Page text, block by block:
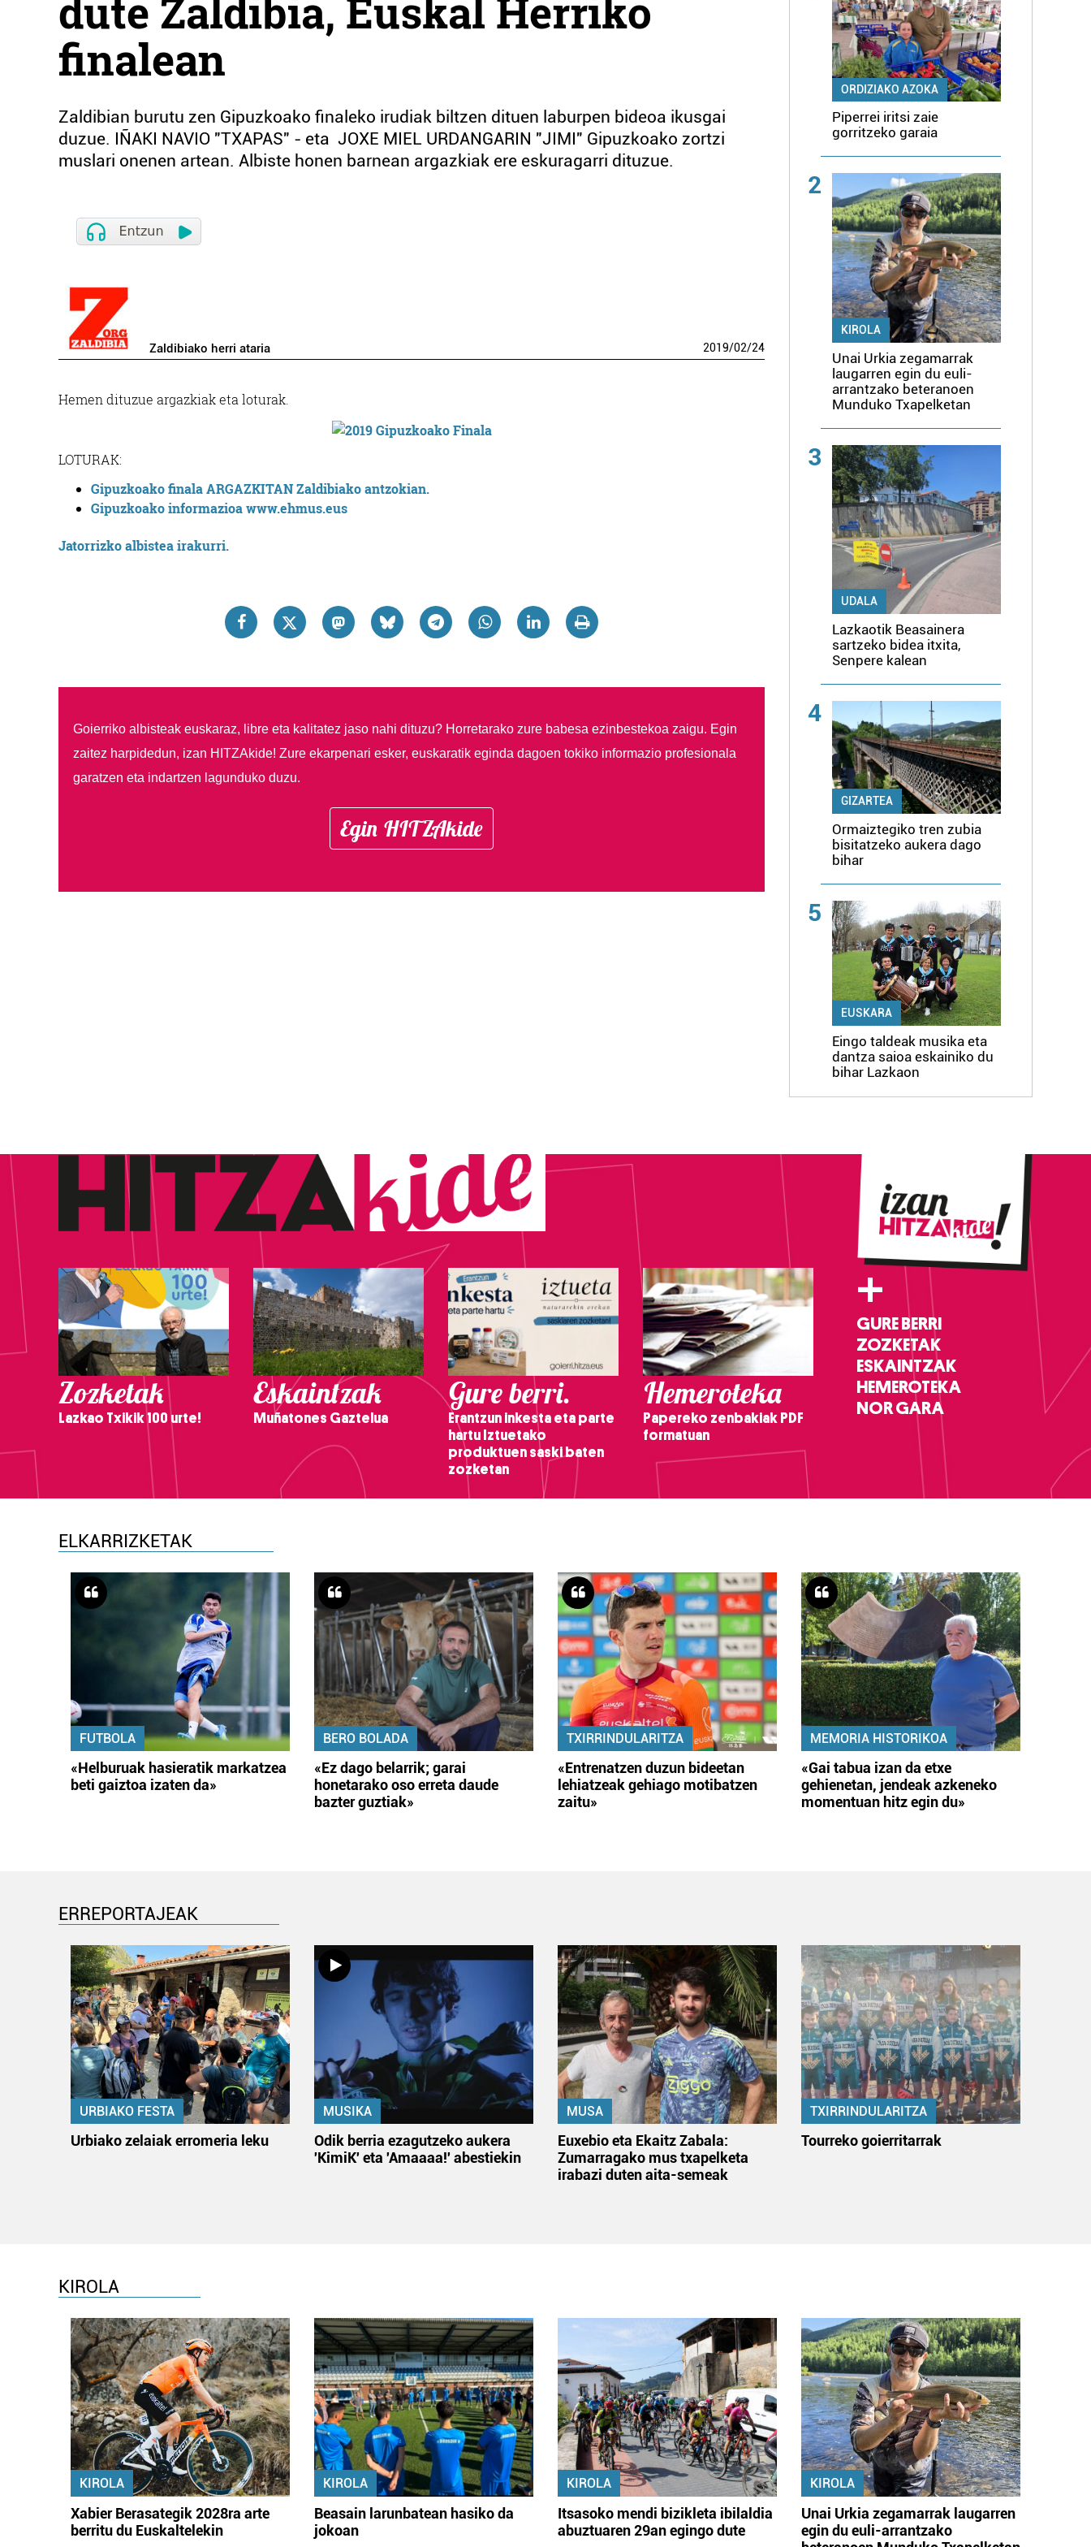
dute Zaldibia, Euskal Herriko
finalean
Zaldibian burutu zen Gipuzkoako finaleko irudiak biltzen dituen laburpen bideoa ikusgai
duzue. IÑAKI NAVIO "TXAPAS" - eta JOXE MIEL URDANGARIN "JIMI" Gipuzkoako zortzi
muslari onenen artean. Albiste honen barnean argazkiak ere eskuragarri dituzue.
Zaldibiako herri ataria 2019/02/24
Hemen dituzue argazkiak eta loturak.
LOTURAK:
Gipuzkoako finala ARGAZKITAN Zaldibiako antzokian.
Gipuzkoako informazioa www.ehmus.eus
Jatorrizko albistea irakurri.
Goierriko albisteak euskaraz, libre eta kalitatez jaso nahi dituzu? Horretarako zure babesa ezinbestekoa zaigu. Egin
zaitez harpidedun, izan HITZAkide! Zure ekarpenari esker, euskaratik eginda dagoen tokiko informazio profesionala
garatzen eta indartzen lagunduko duzu.
Egin HITZAkide
ORDIZIAKO AZOKA
Piperrei iritsi zaie
gorritzeko garaia
2
KIROLA
Unai Urkia zegamarrak
laugarren egin du euli-
arrantzako beteranoen
Munduko Txapelketan
3
UDALA
Lazkaotik Beasainera
sartzeko bidea itxita,
Senpere kalean
4
GIZARTEA
Ormaiztegiko tren zubia
bisitatzeko aukera dago
bihar
5
EUSKARA
Eingo taldeak musika eta
dantza saioa eskainiko du
bihar Lazkaon
Zozketak
Lazkao Txikik 100 urte!
Eskaintzak
Muñatones Gaztelua
Gure berri.
Erantzun inkesta eta parte
hartu Iztuetako
produktuen saski baten
zozketan
Hemeroteka
Papereko zenbakiak PDF
formatuan
+
GURE BERRI
ZOZKETAK
ESKAINTZAK
HEMEROTEKA
NOR GARA
ELKARRIZKETAK
FUTBOLA
«Helburuak hasieratik markatzea
beti gaiztoa izaten da»
BERO BOLADA
«Ez dago belarrik; garai
honetarako oso erreta daude
bazter guztiak»
TXIRRINDULARITZA
«Entrenatzen duzun bideetan
lehiatzeak gehiago motibatzen
zaitu»
MEMORIA HISTORIKOA
«Gai tabua izan da etxe
gehienetan, jendeak azkeneko
momentuan hitz egin du»
ERREPORTAJEAK
URBIAKO FESTA
Urbiako zelaiak erromeria leku
MUSIKA
Odik berria ezagutzeko aukera
'KimiK' eta 'Amaaaa!' abestiekin
MUSA
Euxebio eta Ekaitz Zabala:
Zumarragako mus txapelketa
irabazi duten aita-semeak
TXIRRINDULARITZA
Tourreko goierritarrak
KIROLA
KIROLA
Xabier Berasategik 2028ra arte
berritu du Euskaltelekin
KIROLA
Beasain larunbatean hasiko da
jokoan
KIROLA
Itsasoko mendi bizikleta ibilaldia
abuztuaren 29an egingo dute
KIROLA
Unai Urkia zegamarrak laugarren
egin du euli-arrantzako